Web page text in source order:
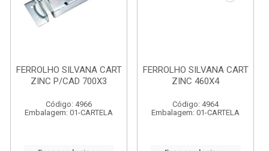
FERROLHO SILVANA CART
ZINC P/CAD 700X3
Código: 4966
Embalagem: 01-CARTELA
FERROLHO SILVANA CART
ZINC 460X4
Código: 4964
Embalagem: 01-CARTELA